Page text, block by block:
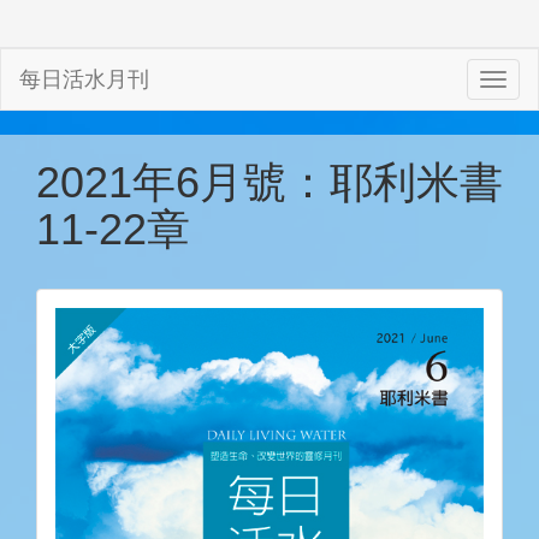
每日活水月刊
2021年6月號：耶利米書
11-22章